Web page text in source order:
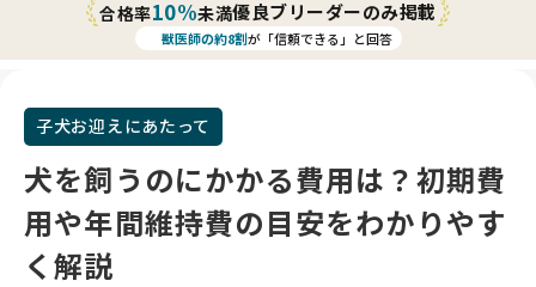
合格率10%未満優良ブリーダーのみ掲載
獣医師の約8割が「信頼できる」と回答
子犬お迎えにあたって
犬を飼うのにかかる費用は？初期費
用や年間維持費の目安をわかりやす
く解説